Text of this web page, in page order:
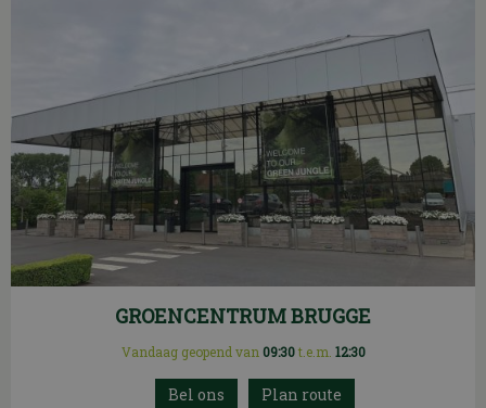
GROENCENTRUM BRUGGE
Vandaag geopend van 09:30t.e.m. 12:30
Plan route